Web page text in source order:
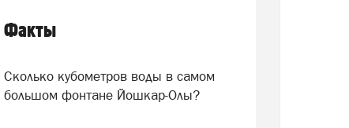
Факты
Сколько кубометров воды в самом
большом фонтане Йошкар-Олы?